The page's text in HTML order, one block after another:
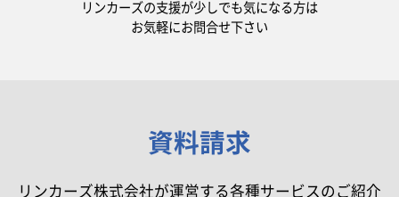
リンカーズの支援が少しでも気になる方は
お気軽にお問合せ下さい
資料請求
リンカーズ株式会社が運営する各種サービスのご紹介